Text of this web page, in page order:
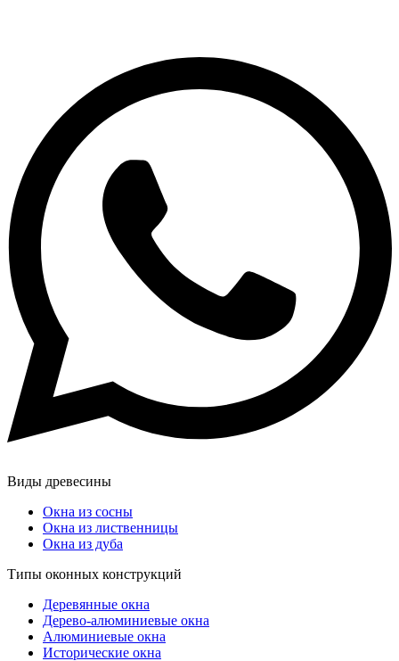
Виды древесины
Окна из сосны
Окна из лиственницы
Окна из дуба
Типы оконных конструкций
Деревянные окна
Дерево-алюминиевые окна
Алюминиевые окна
Исторические окна